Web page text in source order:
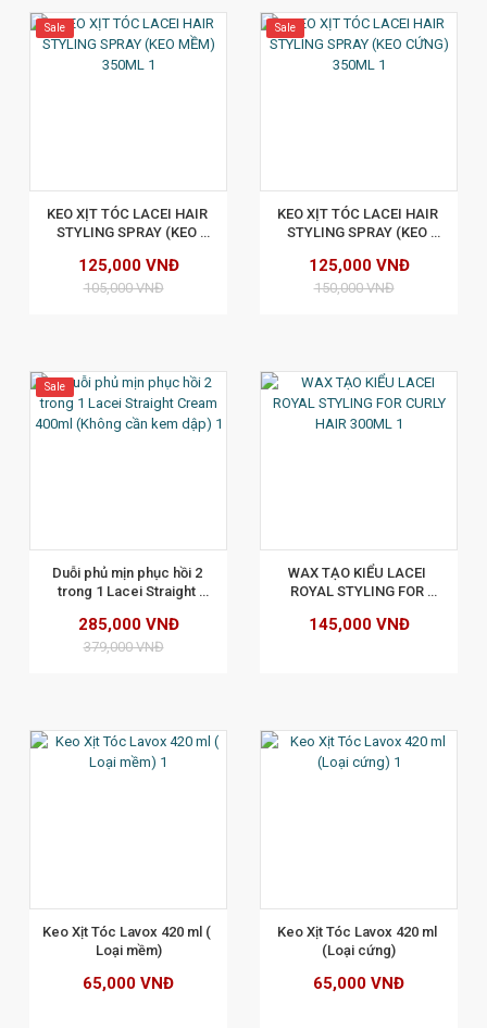
Sale
KEO XỊT TÓC LACEI HAIR
STYLING SPRAY (KEO
125,000 VNĐ
105,000 VNĐ
Sale
KEO XỊT TÓC LACEI HAIR
STYLING SPRAY (KEO
125,000 VNĐ
150,000 VNĐ
Sale
Duỗi phủ mịn phục hồi 2
trong 1 Lacei Straight
kem dập)
285,000 VNĐ
379,000 VNĐ
WAX TẠO KIỂU LACEI
ROYAL STYLING FOR
145,000 VNĐ
Keo Xịt Tóc Lavox 420 ml (
Loại mềm)
65,000 VNĐ
Keo Xịt Tóc Lavox 420 ml
(Loại cứng)
65,000 VNĐ